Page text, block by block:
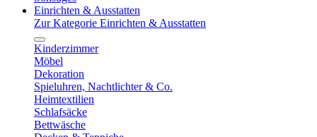
Einrichten & Ausstatten
Zur Kategorie Einrichten & Ausstatten
Kinderzimmer
Möbel
Dekoration
Spieluhren, Nachtlichter & Co.
Heimtextilien
Schlafsäcke
Bettwäsche